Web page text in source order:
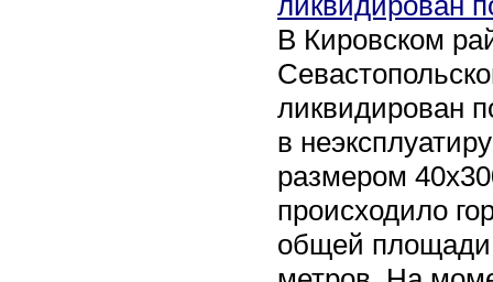
В Кировском
ликвидирован
в
размером
происходило
общей площади